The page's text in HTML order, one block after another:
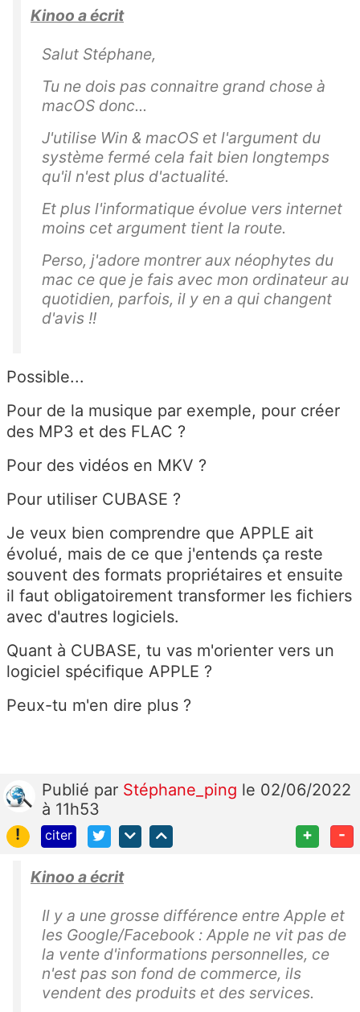
Kinoo a écrit
Salut Stéphane,
Tu ne dois pas connaitre grand chose à
macOS donc...
J'utilise Win & macOS et l'argument du
système fermé cela fait bien longtemps
qu'il n'est plus d'actualité.
Et plus l'informatique évolue vers internet
moins cet argument tient la route.
Perso, j'adore montrer aux néophytes du
mac ce que je fais avec mon ordinateur au
quotidien, parfois, il y en a qui changent
d'avis !!
Possible...
Pour de la musique par exemple, pour créer
des MP3 et des FLAC ?
Pour des vidéos en MKV ?
Pour utiliser CUBASE ?
Je veux bien comprendre que APPLE ait
évolué, mais de ce que j'entends ça reste
souvent des formats propriétaires et ensuite
il faut obligatoirement transformer les fichiers
avec d'autres logiciels.
Quant à CUBASE, tu vas m'orienter vers un
logiciel spécifique APPLE ?
Peux-tu m'en dire plus ?
Publié par Stéphane_ping le 02/06/2022
à 11h53
!
citer + -
Kinoo a écrit
Il y a une grosse différence entre Apple et
les Google/Facebook : Apple ne vit pas de
la vente d'informations personnelles, ce
n'est pas son fond de commerce, ils
vendent des produits et des services.